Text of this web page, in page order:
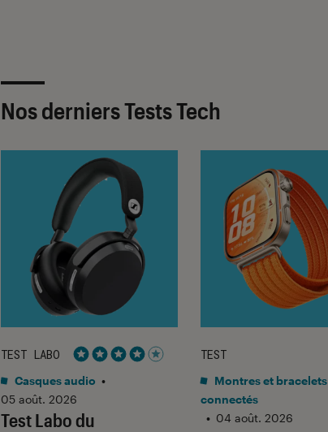
Nos derniers Tests Tech
Test Labo du
TEST LABO
Noté 4 étoiles sur 5
Casques audio •
05 août. 2026
TEST
Montres et bracelets
connectés
• 04 août. 2026